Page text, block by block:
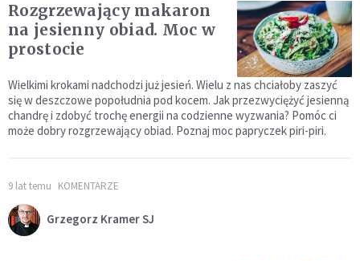
Rozgrzewający makaron
na jesienny obiad. Moc w
prostocie
Wielkimi krokami nadchodzi już jesień. Wielu z nas chciałoby zaszyć
się w deszczowe popołudnia pod kocem. Jak przezwyciężyć jesienną
chandrę i zdobyć trochę energii na codzienne wyzwania? Pomóc ci
może dobry rozgrzewający obiad. Poznaj moc papryczek piri-piri.
9 lat temu KOMENTARZE
Grzegorz Kramer SJ